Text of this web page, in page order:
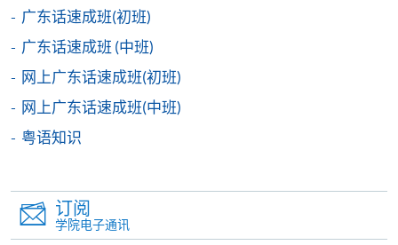
申请
报名办法
付款方法
广东话速成班(初班)
广东话速成班 (中班)
网上广东话速成班(初班)
网上广东话速成班(中班)
粤语知识
订阅
学院电子通讯